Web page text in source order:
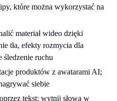
które można wykorzystać na
materiał wideo dzięki
tła, efekty rozmycia dla
ruchu
produktów z awatarami AI;
siebie
tekst; wytnij słowa w